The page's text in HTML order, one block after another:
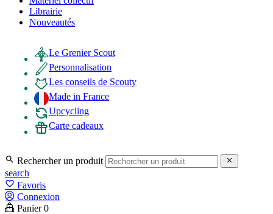
Librairie
Nouveautés
Le Grenier Scout
Personnalisation
Les conseils de Scouty
Made in France
Upcycling
Carte cadeaux
 Rechercher un produit 
search
favorite_border Favoris
Connexion
Panier 0